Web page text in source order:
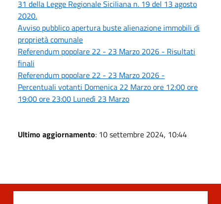
31 della Legge Regionale Siciliana n. 19 del 13 agosto
2020.
Avviso pubblico apertura buste alienazione immobili di
proprietà comunale
Referendum popolare 22 - 23 Marzo 2026 - Risultati
finali
Referendum popolare 22 - 23 Marzo 2026 -
Percentuali votanti Domenica 22 Marzo ore 12:00 ore
19:00 ore 23:00 Lunedì 23 Marzo
Ultimo aggiornamento: 10 settembre 2024, 10:44